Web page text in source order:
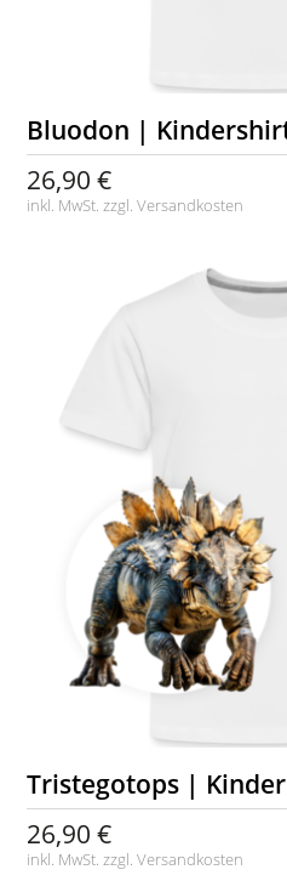
Bluodon |
26,90 €
inkl. MwSt. zzgl.Versandkosten
Tristegotops |
26,90 €
inkl. MwSt. zzgl.Versandkosten